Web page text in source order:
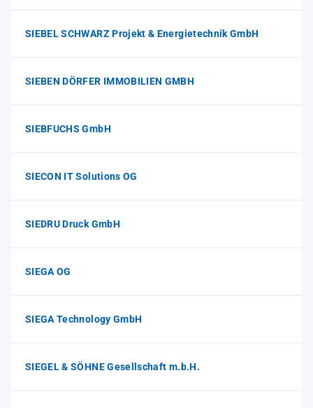
SIEBEL SCHWARZ Projekt & Energietechnik GmbH
SIEBEN DÖRFER IMMOBILIEN GMBH
SIEBFUCHS GmbH
SIECON IT Solutions OG
SIEDRU Druck GmbH
SIEGA OG
SIEGA Technology GmbH
SIEGEL & SÖHNE Gesellschaft m.b.H.